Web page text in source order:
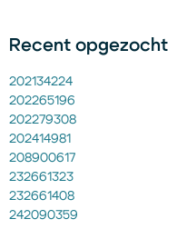
Recent opgezocht
202134224
202265196
202279308
202414981
208900617
232661323
232661408
242090359